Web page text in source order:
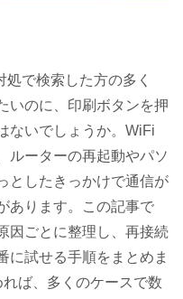
で検索した方の多く
いのに、印刷ボタンを押
ないでしょうか。WiFi
ルーターの再起動やパソ
としたきっかけで通信が
あります。この記事で
因ごとに整理し、再接続
に試せる手順をまとめま
ば、多くのケースで数